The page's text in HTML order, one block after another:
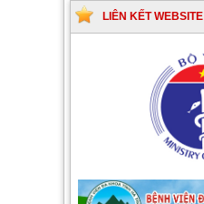
và điều trị các bệnh cơ
LIÊN KẾT WEBSITE